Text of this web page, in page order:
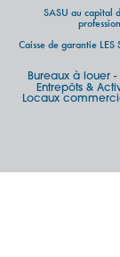
SASU au capital
Caisse de garantie LES
Bureaux à louer-
Entrepôts &
Locaux